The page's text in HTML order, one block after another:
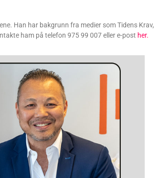
Han har bakgrunn fra medier som Tidens Krav,
ham på telefon 975 99 007 eller e-post her.